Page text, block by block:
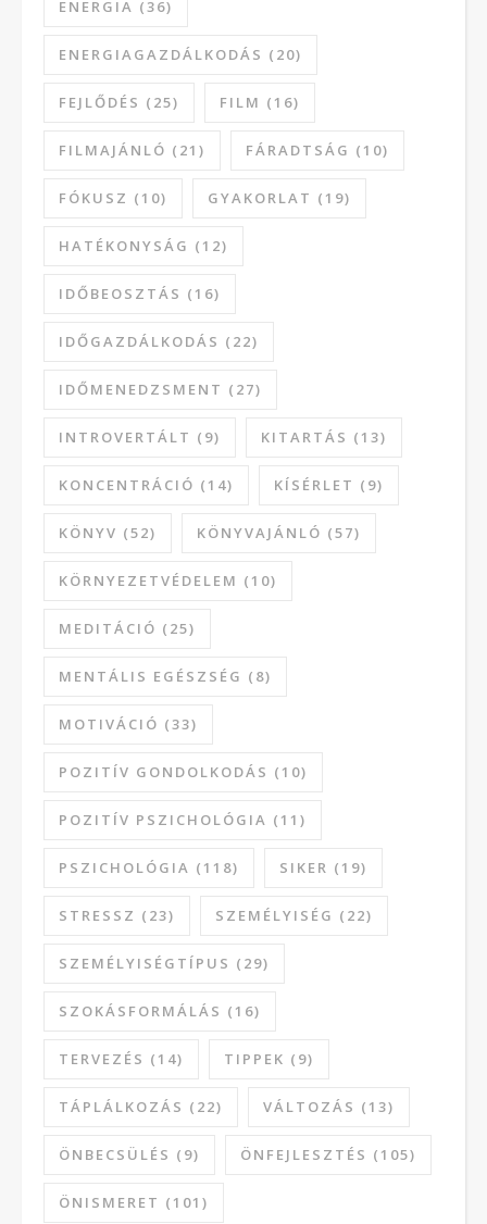
ENERGIA (36)
ENERGIAGAZDÁLKODÁS (20)
FEJLŐDÉS (25) FILM (16)
FILMAJÁNLÓ (21) FÁRADTSÁG (10)
FÓKUSZ (10) GYAKORLAT (19)
HATÉKONYSÁG (12)
IDŐBEOSZTÁS (16)
IDŐGAZDÁLKODÁS (22)
IDŐMENEDZSMENT (27)
INTROVERTÁLT (9) KITARTÁS (13)
KONCENTRÁCIÓ (14) KÍSÉRLET (9)
KÖNYV (52) KÖNYVAJÁNLÓ (57)
KÖRNYEZETVÉDELEM (10)
MEDITÁCIÓ (25)
MENTÁLIS EGÉSZSÉG (8)
MOTIVÁCIÓ (33)
POZITÍV GONDOLKODÁS (10)
POZITÍV PSZICHOLÓGIA (11)
PSZICHOLÓGIA (118) SIKER (19)
STRESSZ (23) SZEMÉLYISÉG (22)
SZEMÉLYISÉGTÍPUS (29)
SZOKÁSFORMÁLÁS (16)
TERVEZÉS (14) TIPPEK (9)
TÁPLÁLKOZÁS (22) VÁLTOZÁS (13)
ÖNBECSÜLÉS (9) ÖNFEJLESZTÉS (105)
ÖNISMERET (101)